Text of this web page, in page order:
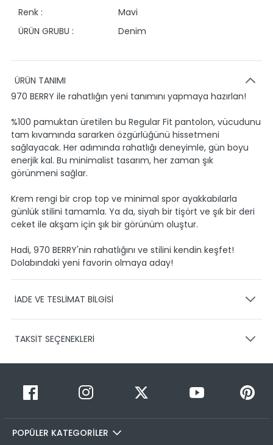
Renk :
Mavi
ÜRÜN GRUBU :
Denim
ÜRÜN TANIMI
970 BERRY ile rahatlığın yeni tanımını yapmaya hazırlan!
%100 pamuktan üretilen bu Regular Fit pantolon, vücudunu
tam kıvamında sararken özgürlüğünü hissetmeni
sağlayacak. Her adımında rahatlığı deneyimle, gün boyu
enerjik kal. Bu minimalist tasarım, her zaman şık
görünmeni sağlar.
Krem rengi bir crop top ve minimal spor ayakkabılarla
günlük stilini tamamla. Ya da, siyah bir tişört ve şık bir deri
ceket ile akşam için şık bir görünüm oluştur.
Hadi, 970 BERRY'nin rahatlığını ve stilini kendin keşfet!
Dolabındaki yeni favorin olmaya aday!
İADE VE TESLİMAT BİLGİSİ
Ürünlerinizin gönderimini anlaşmalı olduğumuz PTT,
1-3 iş günü içerisinde kargoya teslim edilir.
Siparişimin kargo takibini nasıl yapabilirim?
Hesabım/Siparişlerim paneli üzerinden ilgili siparişinize ait
TAKSİT SEÇENEKLERİ
Taksit Sayısı Taksit Miktarı
Taksitli Tutar
Toplam
599,99 TL
2
300,00 TL
POPÜLER KATEGORİLER